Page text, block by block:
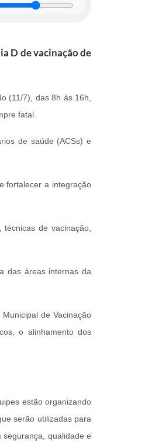
D de vacinação de
(11/7), das 8h às 16h,
fatal.
de saúde (ACSs) e
fortalecer a integração
de vacinação,
das áreas internas da
de Vacinação
o alinhamento dos
estão organizando
serão utilizadas para
qualidade e